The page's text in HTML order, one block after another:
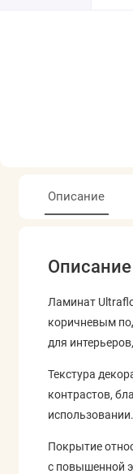
Описание
Описание
Ламинат
коричневым
для
Текстура
контрастов,
использовании.
Покрытие
с повышенной